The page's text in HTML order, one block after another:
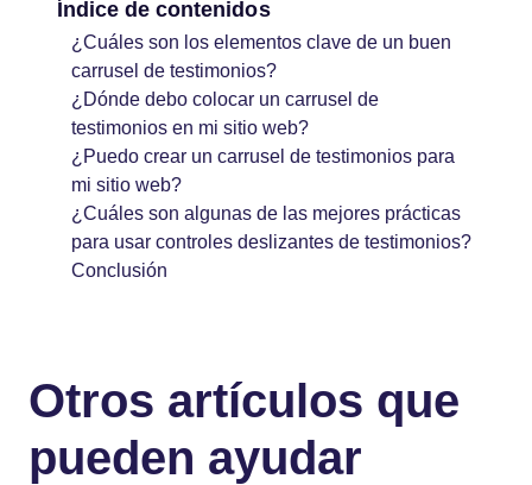
Índice de contenidos
¿Cuáles son los elementos clave de un buen
carrusel de testimonios?
¿Dónde debo colocar un carrusel de
testimonios en mi sitio web?
¿Puedo crear un carrusel de testimonios para
mi sitio web?
¿Cuáles son algunas de las mejores prácticas
para usar controles deslizantes de testimonios?
Conclusión
Otros artículos que
pueden ayudar